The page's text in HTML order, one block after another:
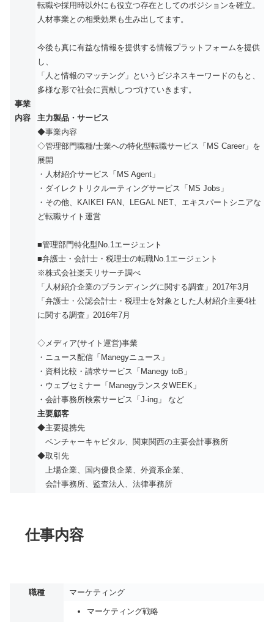
事業
内容
転職や採用時以外にも役立つ存在としてのポジションを確立。
人材事業との相乗効果も生み出してます。
今後も真に有益な情報を提供する情報プラットフォームを提供
し、
「人と情報のマッチング」というビジネスキーワードのもと、
多様な形で社会に貢献しつづけていきます。
主力製品・サービス
◆事業内容
◇管理部門職種/士業への特化型転職サービス「MS Career」を
展開
・人材紹介サービス「MS Agent」
・ダイレクトリクルーティングサービス「MS Jobs」
・その他、KAIKEI FAN、LEGAL NET、エキスパートシニアな
ど転職サイト運営
■管理部門特化型No.1エージェント
■弁護士・会計士・税理士の転職No.1エージェント
※株式会社楽天リサーチ調べ
「人材紹介企業のブランディングに関する調査」2017年3月
「弁護士・公認会計士・税理士を対象とした人材紹介主要4社
に関する調査」2016年7月
◇メディア(サイト運営)事業
・ニュース配信「Manegyニュース」
・資料比較・請求サービス「Manegy toB」
・ウェブセミナー「ManegyランスタWEEK」
・会計事務所検索サービス「J-ing」 など
主要顧客
◆主要提携先
ベンチャーキャピタル、関東関西の主要会計事務所
◆取引先
上場企業、国内優良企業、外資系企業、
会計事務所、監査法人、法律事務所
仕事内容
職種 マーケティング
マーケティング戦略